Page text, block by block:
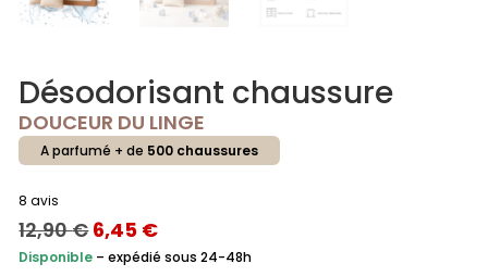
Désodorisant chaussure
DOUCEUR DU LINGE
A parfumé + de 500 chaussures
8 avis
12,90€LE
PRIX
INITIAL
6,45 €LE
PRIX
ACTUEL
Disponible – expédié sous 24-48h